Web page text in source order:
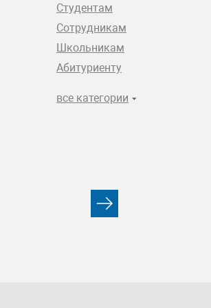
Студентам
Сотрудникам
Школьникам
Абитуриенту
все категории